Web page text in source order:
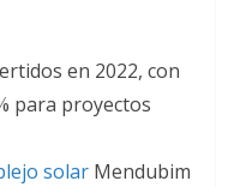
en 2022, con
para proyectos
solar Mendubim